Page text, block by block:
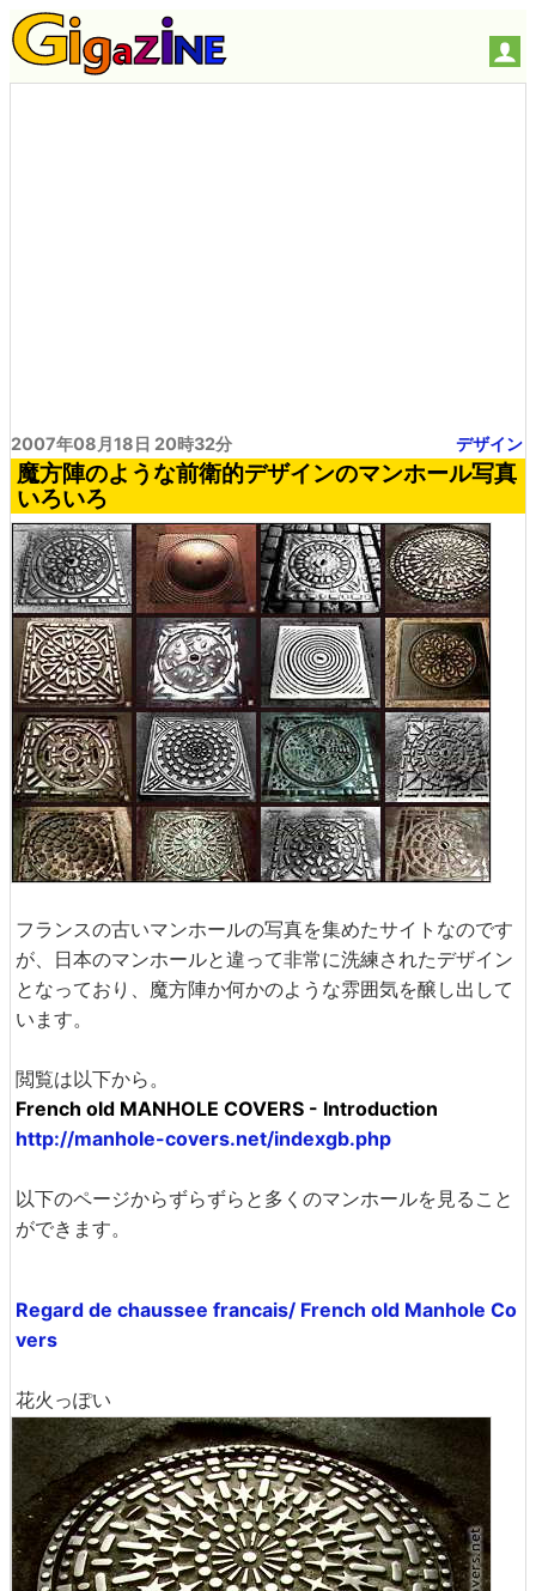
2007年08月18日 20時32分 デザイン
魔方陣のような前衛的デザインのマンホール写真
いろいろ
フランスの古いマンホールの写真を集めたサイトなのです
が、日本のマンホールと違って非常に洗練されたデザイン
となっており、魔方陣か何かのような雰囲気を醸し出して
います。
閲覧は以下から。
French old MANHOLE COVERS - Introduction
http://manhole-covers.net/indexgb.php
以下のページからずらずらと多くのマンホールを見ること
ができます。
Regard de chaussee francais/ French old Manhole Co
vers
花火っぽい